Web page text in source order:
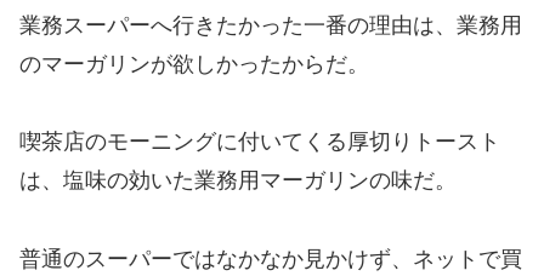
業務スーパーへ行きたかった一番の理由は、業務用
のマーガリンが欲しかったからだ。
喫茶店のモーニングに付いてくる厚切りトースト
は、塩味の効いた業務用マーガリンの味だ。
普通のスーパーではなかなか見かけず、ネットで買